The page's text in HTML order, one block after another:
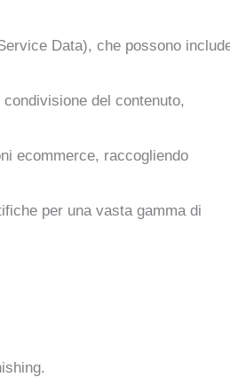
Data), che possono
del contenuto,
ecommerce, raccogliendo
per una vasta gamma di